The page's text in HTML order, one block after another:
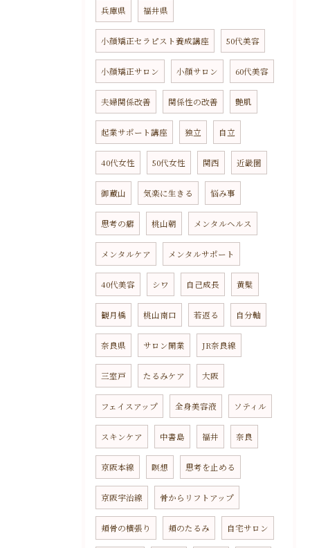
兵庫県 福井県
小顔矯正セラピスト養成講座 50代美容
小顔矯正サロン 小顔サロン 60代美容
夫婦関係改善 関係性の改善 艶肌
起業サポート講座 独立 自立
40代女性 50代女性 関西 近畿圏
御蔵山 気楽に生きる 悩み事
思考の癖 桃山朝 メンタルヘルス
メンタルケア メンタルサポート
40代美容 シワ 自己成長 黄檗
観月橋 桃山南口 若返る 自分軸
奈良県 サロン開業 JR奈良線
三室戸 たるみケア 大阪
フェイスアップ 全身美容液 ソティル
スキンケア 中書島 福井 奈良
京阪本線 瞑想 思考を止める
京阪宇治線 骨からリフトアップ
頬骨の横張り 頬のたるみ 自宅サロン